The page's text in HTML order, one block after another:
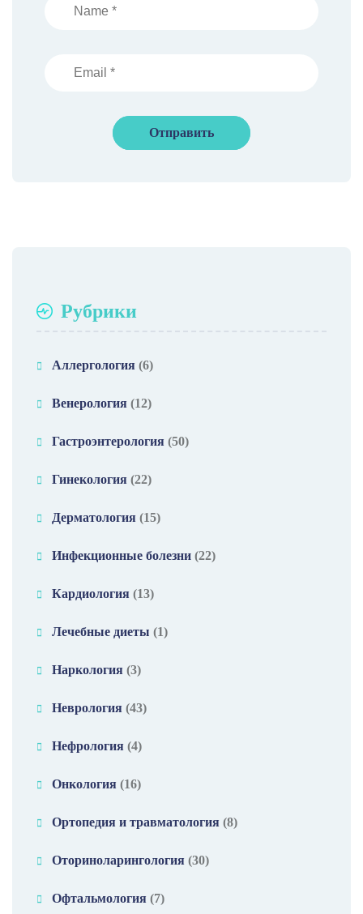
Рубрики
Аллергология (6)
Венерология (12)
Гастроэнтерология (50)
Гинекология (22)
Дерматология (15)
Инфекционные болезни (22)
Кардиология (13)
Лечебные диеты (1)
Наркология (3)
Неврология (43)
Нефрология (4)
Онкология (16)
Ортопедия и травматология (8)
Оториноларингология (30)
Офтальмология (7)